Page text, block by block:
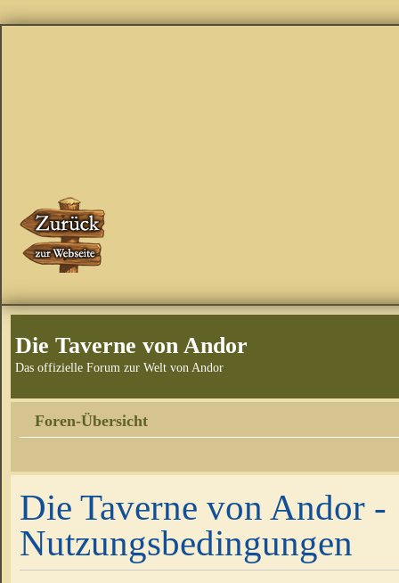
Die Taverne von Andor
Das offizielle Forum zur Welt von Andor
Foren-Übersicht
Die Taverne von Andor -
Nutzungsbedingungen